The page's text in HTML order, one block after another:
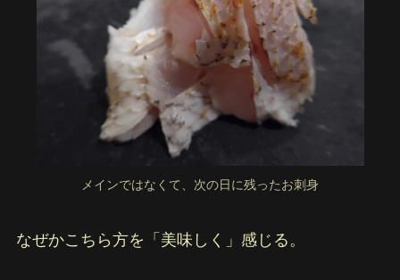
メインではなくて、次の日に残ったお刺身
なぜかこちら方を「美味しく」感じる。